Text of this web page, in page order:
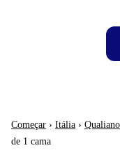
Começar › Itália › Qualiano
de 1 cama